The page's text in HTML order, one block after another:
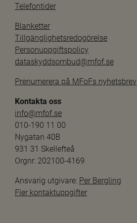
Telefontider
Blanketter
Tillgänglighetsredogörelse
Personuppgiftspolicy
dataskyddsombud@mfof.se
Prenumerera på MFoFs nyhetsbrev
Kontakta oss
info@mfof.se
010-190 11 00
Nygatan 40B
931 31 Skellefteå
Orgnr: 202100-4169
Ansvarig utgivare: Per Bergling
Fler kontaktuppgifter